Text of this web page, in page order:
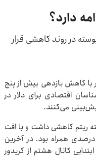
دارد؟
در روند کاهشی قرار
با کاهش بازدهی بیش از پنج
اقتصادی برای دلار در
می‌کنند.
ریتم کاهشی داشت و با افت
سه هزار تومانی و کاهش بازدهی ۵.۰۵ درصدی همراه بود. در آخرین
دلار در نیمه ابتدایی کانال هشتم از کریدور